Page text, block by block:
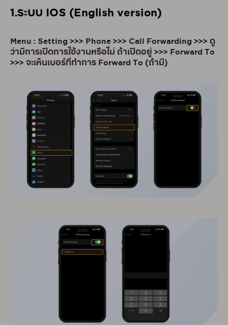
1.ระบบ IOS (English version)
Menu : Setting >>> Phone >>> Call Forwarding >>> ดู
ว่ามีการเปิดการใช้งานหรือไม่ ถ้าเปิดอยู่ >>> Forward To
>>> จะเห็นเบอร์ที่ทำการ Forward To (ถ้ามี)